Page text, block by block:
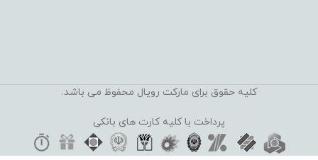
کلیه حقوق برای مارکت رویال محفوظ می باشد.
پرداخت با کلیه کارت های بانکی